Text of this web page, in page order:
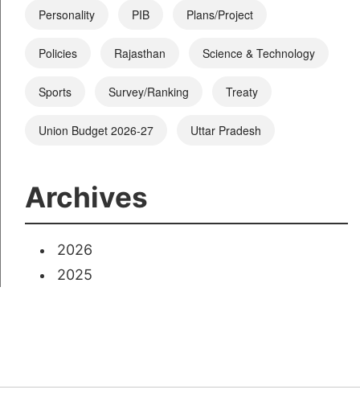
Personality PIB Plans/Project
Policies Rajasthan Science & Technology
Sports Survey/Ranking Treaty
Union Budget 2026-27 Uttar Pradesh
Archives
2026
2025